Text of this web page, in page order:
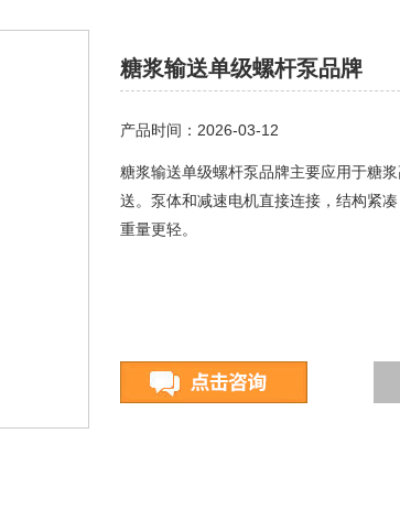
糖浆输送单级螺杆泵品牌
产品时间：2026-03-12
糖浆输送单级螺杆泵品牌主要应用于糖
送。泵体和减速电机直接连接，结构紧凑
重量更轻。